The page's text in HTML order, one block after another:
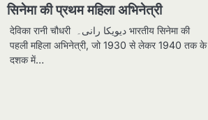
सिनेमा की प्रथम महिला अभिनेत्री
देविका रानी चौधरी دیویکا رانی۔ भारतीय सिनेमा की
पहली महिला अभिनेत्री, जो 1930 से लेकर 1940 तक के
दशक में…